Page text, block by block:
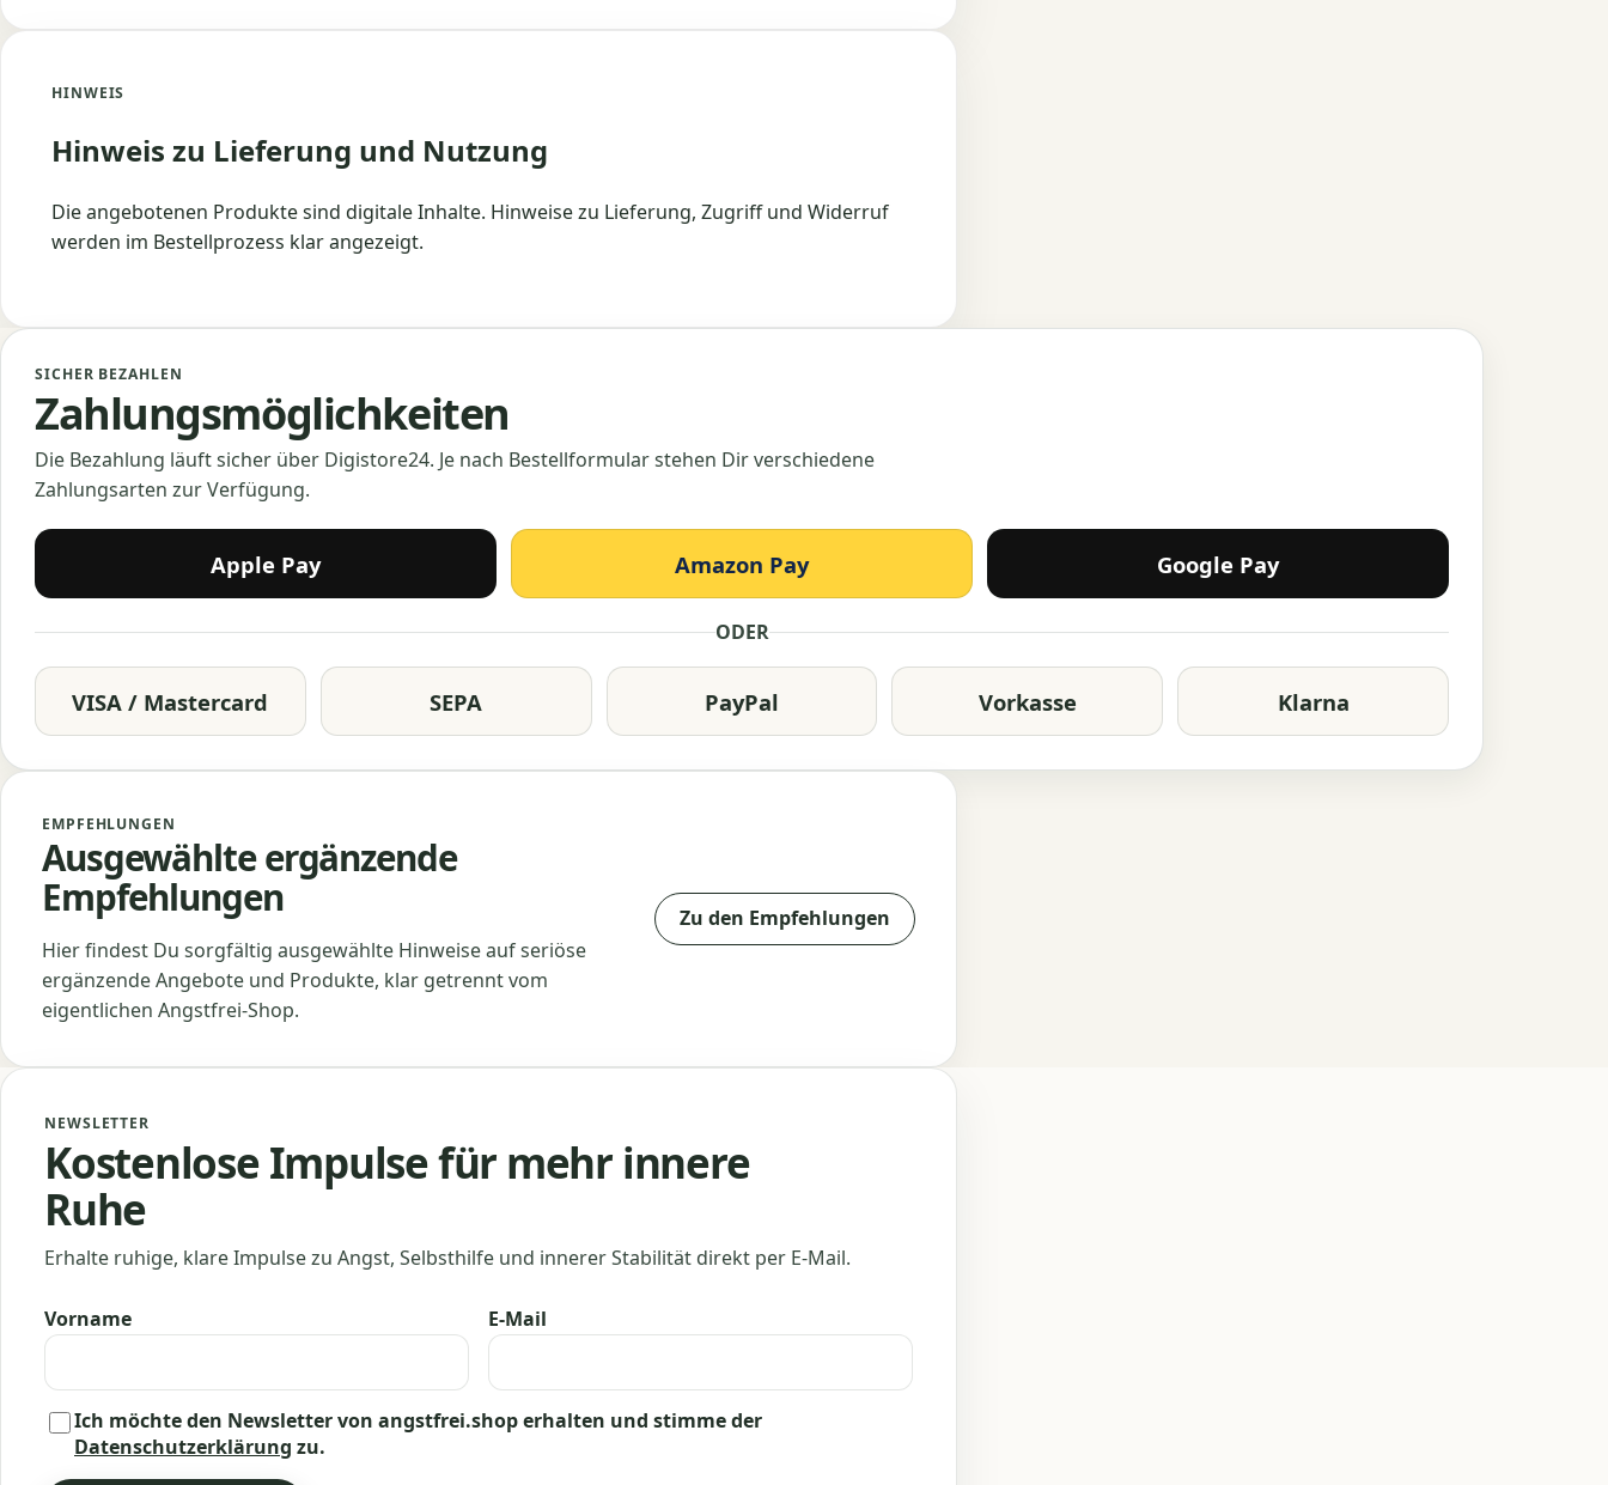
HINWEIS
Hinweis zu Lieferung und Nutzung
Die angebotenen Produkte sind digitale Inhalte. Hinweise zu Lieferung, Zugriff und Widerruf
werden im Bestellprozess klar angezeigt.
SICHER BEZAHLEN
Zahlungsmöglichkeiten
Die Bezahlung läuft sicher über Digistore24. Je nach Bestellformular stehen Dir verschiedene
Zahlungsarten zur Verfügung.
Apple Pay Amazon Pay Google Pay
ODER
VISA / Mastercard SEPA PayPal Vorkasse Klarna
EMPFEHLUNGEN
Ausgewählte ergänzende
Empfehlungen
Hier findest Du sorgfältig ausgewählte Hinweise auf seriöse
ergänzende Angebote und Produkte, klar getrennt vom
eigentlichen Angstfrei-Shop.
Zu den Empfehlungen
NEWSLETTER
Kostenlose Impulse für mehr innere
Ruhe
Erhalte ruhige, klare Impulse zu Angst, Selbsthilfe und innerer Stabilität direkt per E-Mail.
Vorname E-Mail
Ich möchte den Newsletter von angstfrei.shop erhalten und stimme der
Datenschutzerklärung zu.